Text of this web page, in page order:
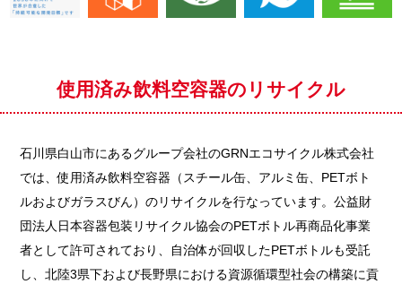
使用済み飲料空容器のリサイクル
石川県白山市にあるグループ会社のGRNエコサイクル株式会社
では、使用済み飲料空容器（スチール缶、アルミ缶、PETボト
ルおよびガラスびん）のリサイクルを行なっています。公益財
団法人日本容器包装リサイクル協会のPETボトル再商品化事業
者として許可されており、自治体が回収したPETボトルも受託
し、北陸3県下および長野県における資源循環型社会の構築に貢